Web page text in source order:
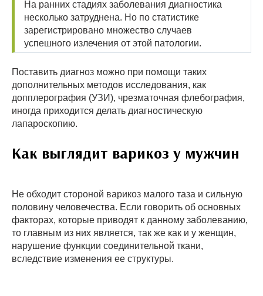
На ранних стадиях заболевания диагностика
несколько затруднена. Но по статистике
зарегистрировано множество случаев
успешного излечения от этой патологии.
Поставить диагноз можно при помощи таких
дополнительных методов исследования, как
допплерография (УЗИ), чрезматочная флебография,
иногда приходится делать диагностическую
лапароскопию.
Как выглядит варикоз у мужчин
Не обходит стороной варикоз малого таза и сильную
половину человечества. Если говорить об основных
факторах, которые приводят к данному заболеванию,
то главным из них является, так же как и у женщин,
нарушение функции соединительной ткани,
вследствие изменения ее структуры.